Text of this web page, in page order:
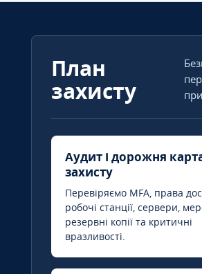
План
захисту
Аудит і дорожня
захисту
Перевіряємо MFA, права
робочі станції, сервери,
резервні копії та критичні
вразливості.